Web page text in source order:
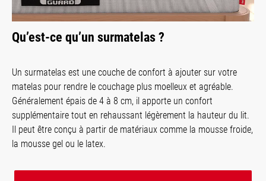
Qu’est-ce qu’un surmatelas ?
Un surmatelas est une couche de confort à ajouter sur votre
matelas pour rendre le couchage plus moelleux et agréable.
Généralement épais de 4 à 8 cm, il apporte un confort
supplémentaire tout en rehaussant légèrement la hauteur du lit.
Il peut être conçu à partir de matériaux comme la mousse froide,
la mousse gel ou le latex.